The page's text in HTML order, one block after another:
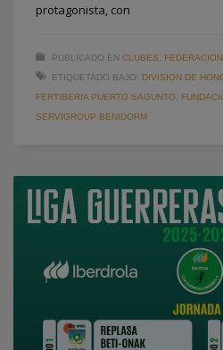
protagonista, con
PUBLICADO EN CLUBES
FEDERACION
ETIQUETADO BAJO: DIVISION DE
FERTIBERIA PUERTO SAGUNTO
SERVIGROUP BENIDORM